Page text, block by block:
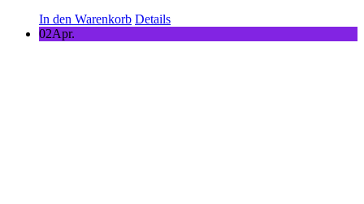
In den Warenkorb Details
02Apr.